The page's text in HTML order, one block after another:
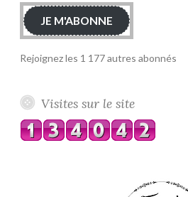
JE M'ABONNE
Rejoignez les 1 177 autres abonnés
Visites sur le site